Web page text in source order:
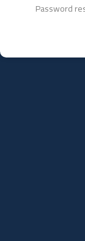
Password